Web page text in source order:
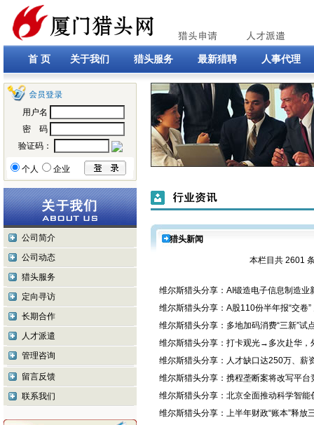
首 页 关于我们 猎头服务 最新猎聘 人事代理
用户名
密 码
验证码：
个人 企业
公司简介
公司动态
猎头服务
定向寻访
长期合作
人才派遣
管理咨询
留言反馈
联系我们
猎头新闻
本栏目共 2601
维尔斯猎头分享：AI锻造电子信息制造业
维尔斯猎头分享：A股110份半年报“交卷
维尔斯猎头分享：多地加码消费“三新”试
维尔斯猎头分享：打卡观光→多次赴华，
维尔斯猎头分享：人才缺口达250万、
维尔斯猎头分享：携程垄断案将改写平台
维尔斯猎头分享：北京全面推动科学智能
维尔斯猎头分享：上半年财政“账本”释放